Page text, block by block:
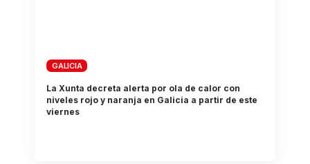
GALICIA
La Xunta decreta alerta por ola de calor con
niveles rojo y naranja en Galicia a partir de este
viernes